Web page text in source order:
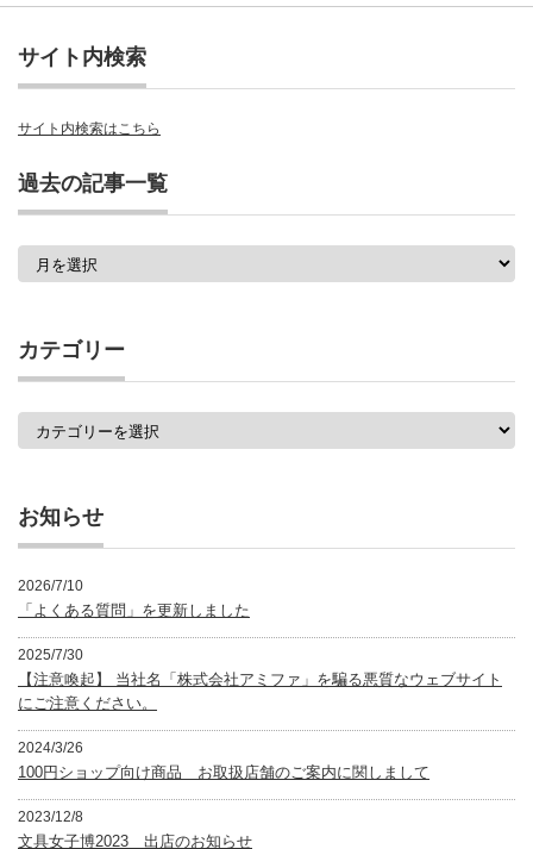
サイト内検索
サイト内検索はこちら
過去の記事一覧
一
覧
カテゴリー
お知らせ
2026/7/10
「よくある質問」を更新しました
2025/7/30
【注意喚起】 当社名「株式会社アミファ」を騙る悪質なウェブサイト
にご注意ください。
2024/3/26
100円ショップ向け商品 お取扱店舗のご案内に関しまして
2023/12/8
文具女子博2023 出店のお知らせ